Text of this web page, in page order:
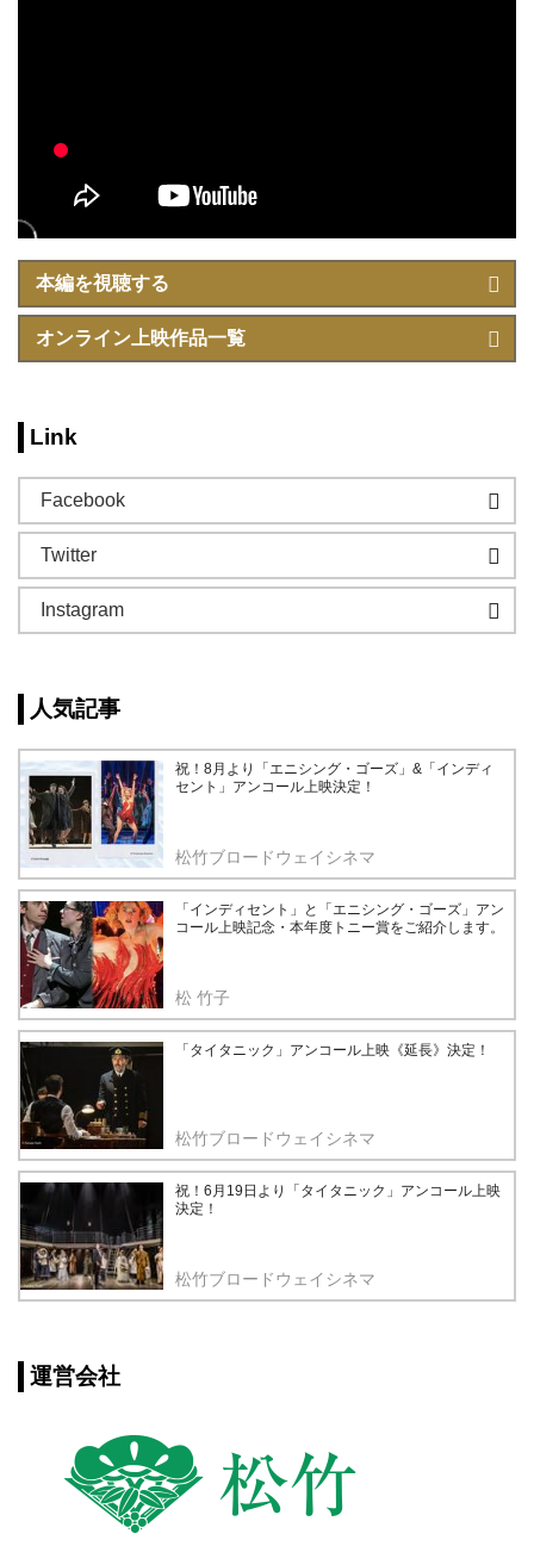
本編を視聴する
オンライン上映作品一覧
Link
Facebook
Twitter
Instagram
人気記事
祝！8月より「エニシング・ゴーズ」&「インディ
セント」アンコール上映決定！
松竹ブロードウェイシネマ
「インディセント」と「エニシング・ゴーズ」アン
コール上映記念・本年度トニー賞をご紹介します。
松 竹子
「タイタニック」アンコール上映《延長》決定！
松竹ブロードウェイシネマ
祝！6月19日より「タイタニック」アンコール上映
決定！
松竹ブロードウェイシネマ
運営会社